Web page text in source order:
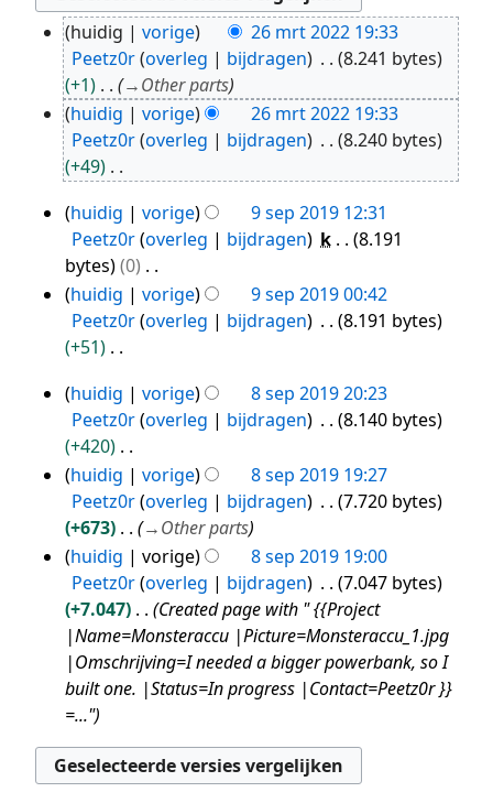
26
mrt
2022
huidig vorige
26 mrt 2022 19:33
Peetz0r overleg bijdragen
8.241 bytes
+1
→Other parts
huidig
vorige
26 mrt 2022 19:33
Peetz0r overleg bijdragen
8.240 bytes
+49
e
n
b
w
r
i
n
g
s
s
a
m
e
n
v
a
t
t
9
sep
2019
huidig vorige
9 sep 2019 12:31
Peetz0r overleg bijdragen k
8.191
bytes
0
G
e
b
w
e
k
i
n
g
s
s
a
m
n
huidig vorige
9 sep 2019 00:42
Peetz0r overleg bijdragen
8.191 bytes
+51
e
n
b
w
e
k
n
g
s
s
a
8
sep
2019
huidig vorige
8 sep 2019 20:23
Peetz0r overleg bijdragen
8.140 bytes
+420
G
e
n
b
e
w
e
r
k
n
g
huidig vorige
8 sep 2019 19:27
Peetz0r overleg bijdragen
7.720 bytes
+673
→Other parts
huidig
vorige
8 sep 2019 19:00
Peetz0r overleg bijdragen
7.047 bytes
+7.047
Created page with " {{Project
|Name=Monsteraccu |Picture=Monsteraccu_1.jpg
|Omschrijving=I needed a bigger powerbank, so I
built one. |Status=In progress |Contact=Peetz0r }}
=..."